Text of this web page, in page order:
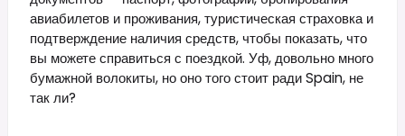
авиабилетов и проживания, туристическая страховка и
подтверждение наличия средств, чтобы показать, что
вы можете справиться с поездкой. Уф, довольно много
бумажной волокиты, но оно того стоит ради Spain, не
так ли?